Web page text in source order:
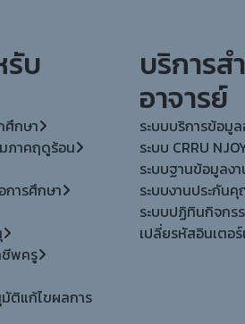
รับ
ศึกษา
ภาคฤดูร้อน
การศึกษา
ชีพครู
ติแก้ไขผลการ
บริการส
อาจารย์
ระบบบริการข้อมู
ระบบ CRRU
ระบบฐานข้อมูลง
ระบบงานประกัน
ระบบปฏิทินกิจกร
เปลี่ยรหัสอินเตอ